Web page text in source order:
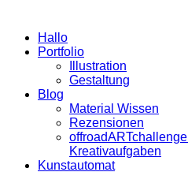
Hallo
Portfolio
Illustration
Gestaltung
Blog
Material Wissen
Rezensionen
Kreativaufgaben
Kunstautomat